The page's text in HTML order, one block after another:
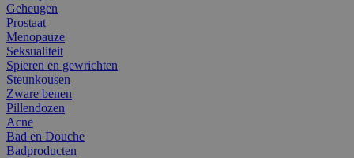
Geheugen
Prostaat
Menopauze
Seksualiteit
Spieren en gewrichten
Steunkousen
Zware benen
Pillendozen
Acne
Bad en Douche
Badproducten